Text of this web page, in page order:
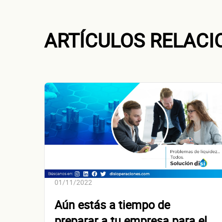
ARTÍCULOS
01/11/2022
Aún estás a tiempo de
Dirección